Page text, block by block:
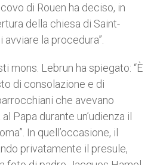
di Rouen ha deciso, in
della chiesa di Saint-
avviare la procedura”.
mons. Lebrun ha spiegato: “È
di consolazione e di
che avevano
Papa durante un’udienza il
In quell’occasione, il
privatamente il presule,